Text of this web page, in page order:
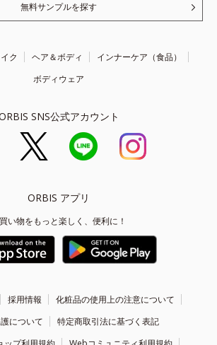
無料サンプルを探す
ク ヘア＆ボディ
インナーケア（食品）
ボディウェア
SNS公式アカウント
ORBIS アプリ
い物をもっと楽しく、便利に！
採用情報
化粧品の使用上の注意について
について
特定商取引法に基づく表記